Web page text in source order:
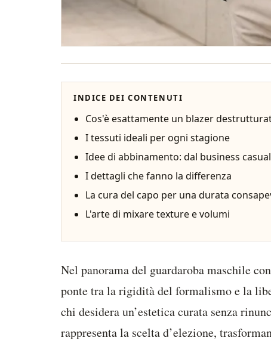
INDICE DEI CONTENUTI
Cos'è esattamente un blazer
I tessuti ideali per ogni stagione
Idee di abbinamento: dal business
I dettagli che fanno la differenza
La cura del capo per una durata
L'arte di mixare texture e volumi
Nel panorama del guardaroba maschile
ponte tra la rigidità del formalismo e la
chi desidera un’estetica curata senza
rappresenta la scelta d’elezione,